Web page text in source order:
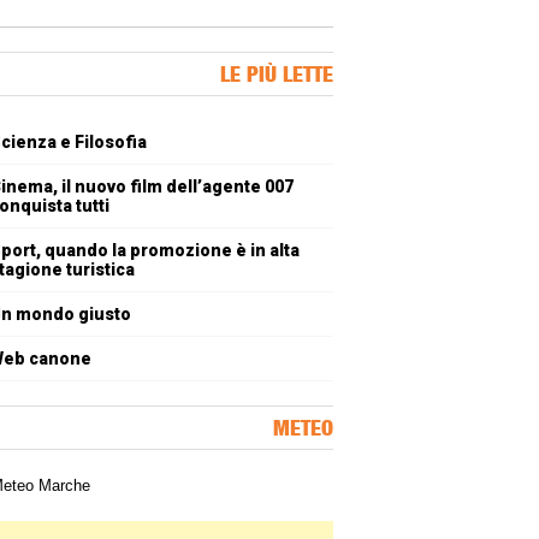
LE PIÙ LETTE
e Filosofia
il nuovo film dell’agente 007
tutti
quando la promozione è in alta
turistica
mondo giusto
canone
METEO
meteorologica delle Marche